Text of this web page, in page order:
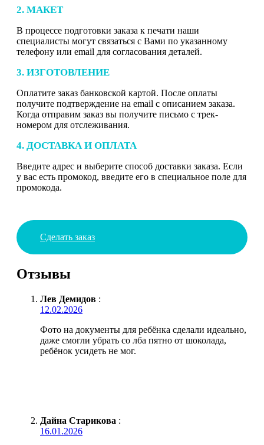
2. МАКЕТ
В процессе подготовки заказа к печати наши
специалисты могут связаться с Вами по указанному
телефону или email для согласования деталей.
3. ИЗГОТОВЛЕНИЕ
Оплатите заказ банковской картой. После оплаты
получите подтверждение на email с описанием заказа.
Когда отправим заказ вы получите письмо с трек-
номером для отслеживания.
4. ДОСТАВКА И ОПЛАТА
Введите адрес и выберите способ доставки заказа. Если
у вас есть промокод, введите его в специальное поле для
промокода.
Сделать заказ
Отзывы
Лев Демидов :
12.02.2026
Фото на документы для ребёнка сделали идеально,
даже смогли убрать со лба пятно от шоколада,
ребёнок усидеть не мог.
Дайна Старикова :
16.01.2026